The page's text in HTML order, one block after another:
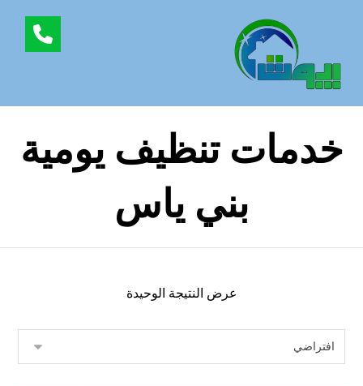
خدمات تنظيف يومية
بني ياس
عرض النتيجة الوحيدة